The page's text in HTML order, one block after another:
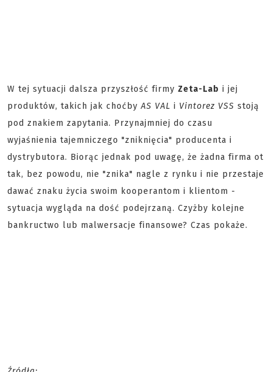
W tej sytuacji dalsza przyszłość firmy Zeta-Lab i jej
produktów, takich jak choćby AS VAL i Vintorez VSS stoją
pod znakiem zapytania. Przynajmniej do czasu
wyjaśnienia tajemniczego "zniknięcia" producenta i
dystrybutora. Biorąc jednak pod uwagę, że żadna firma ot
tak, bez powodu, nie "znika" nagle z rynku i nie przestaje
dawać znaku życia swoim kooperantom i klientom -
sytuacja wygląda na dość podejrzaną. Czyżby kolejne
bankructwo lub malwersacje finansowe? Czas pokaże.